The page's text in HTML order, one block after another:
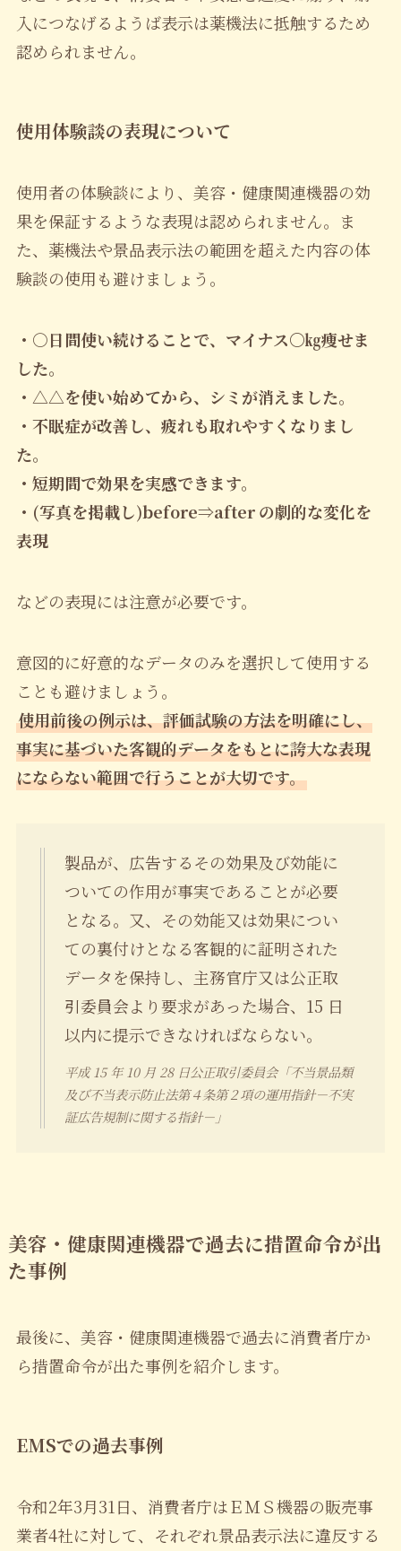
入につなげるようば表示は薬機法に抵触するため
認められません。
使用体験談の表現について
使用者の体験談により、美容・健康関連機器の効
果を保証するような表現は認められません。ま
た、薬機法や景品表示法の範囲を超えた内容の体
験談の使用も避けましょう。
・○日間使い続けることで、マイナス〇㎏痩せま
した。
・△△を使い始めてから、シミが消えました。
・不眠症が改善し、疲れも取れやすくなりまし
た。
・短期間で効果を実感できます。
・(写真を掲載し)before⇒after の劇的な変化を
表現
などの表現には注意が必要です。
意図的に好意的なデータのみを選択して使用する
ことも避けましょう。
使用前後の例示は、評価試験の方法を明確にし、
事実に基づいた客観的データをもとに誇大な表現
にならない範囲で行うことが大切です。
製品が、広告するその効果及び効能に
ついての作用が事実であることが必要
となる。又、その効能又は効果につい
ての裏付けとなる客観的に証明された
データを保持し、主務官庁又は公正取
引委員会より要求があった場合、15 日
以内に提示できなければならない。
平成 15 年 10 月 28 日公正取引委員会「不当景品類
及び不当表示防止法第４条第２項の運用指針－不実
証広告規制に関する指針－」
美容・健康関連機器で過去に措置命令が出
た事例
最後に、美容・健康関連機器で過去に消費者庁か
ら措置命令が出た事例を紹介します。
EMSでの過去事例
令和2年3月31日、消費者庁はＥＭＳ機器の販売事
業者4社に対して、それぞれ景品表示法に違反する